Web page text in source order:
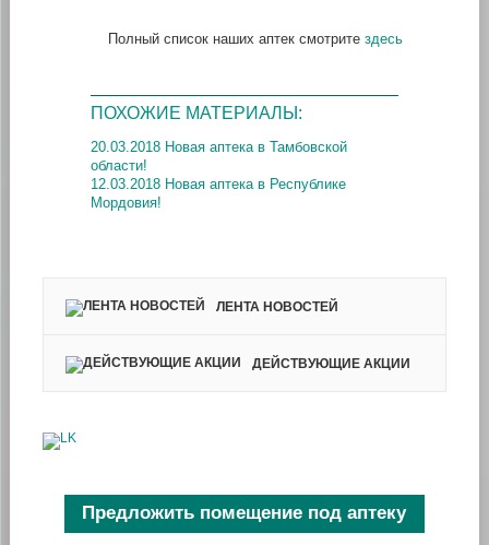
Полный список наших аптек смотрите здесь
ПОХОЖИЕ МАТЕРИАЛЫ:
20.03.2018 Новая аптека в Тамбовской
области!
12.03.2018 Новая аптека в Республике
Мордовия!
ЛЕНТА НОВОСТЕЙ
ДЕЙСТВУЮЩИЕ АКЦИИ
Предложить помещение под аптеку